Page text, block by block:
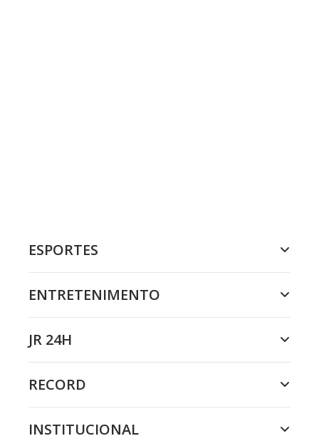
ESPORTES
ENTRETENIMENTO
JR 24H
RECORD
INSTITUCIONAL